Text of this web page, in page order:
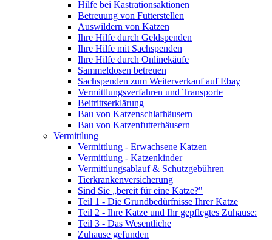
Hilfe bei Kastrationsaktionen
Betreuung von Futterstellen
Auswildern von Katzen
Ihre Hilfe durch Geldspenden
Ihre Hilfe mit Sachspenden
Ihre Hilfe durch Onlinekäufe
Sammeldosen betreuen
Sachspenden zum Weiterverkauf auf Ebay
Vermittlungsverfahren und Transporte
Beitrittserklärung
Bau von Katzenschlafhäusern
Bau von Katzenfutterhäusern
Vermittlung
Vermittlung - Erwachsene Katzen
Vermittlung - Katzenkinder
Vermittlungsablauf & Schutzgebühren
Tierkrankenversicherung
Sind Sie „bereit für eine Katze?"
Teil 1 - Die Grundbedürfnisse Ihrer Katze
Teil 2 - Ihre Katze und Ihr gepflegtes Zuhause:
Teil 3 - Das Wesentliche
Zuhause gefunden